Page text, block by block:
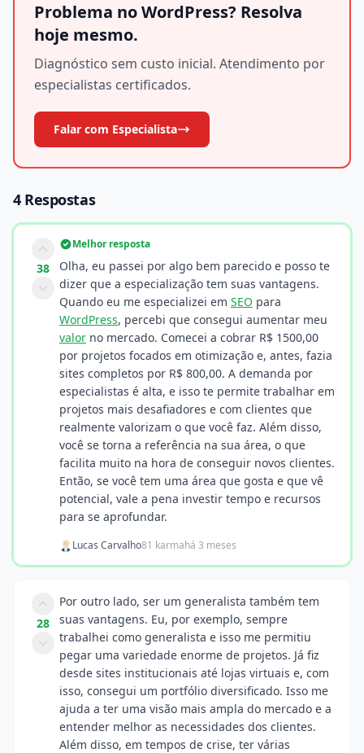
Problema no WordPress? Resolva
hoje mesmo.
Diagnóstico sem custo inicial. Atendimento por
especialistas certificados.
Falar com Especialista
4 Respostas
38
Melhor resposta
Olha, eu passei por algo bem parecido e posso te
dizer que a especialização tem suas vantagens.
Quando eu me especializei em SEO para
WordPress, percebi que consegui aumentar meu
valor no mercado. Comecei a cobrar R$ 1500,00
por projetos focados em otimização e, antes, fazia
sites completos por R$ 800,00. A demanda por
especialistas é alta, e isso te permite trabalhar em
projetos mais desafiadores e com clientes que
realmente valorizam o que você faz. Além disso,
você se torna a referência na sua área, o que
facilita muito na hora de conseguir novos clientes.
Então, se você tem uma área que gosta e que vê
potencial, vale a pena investir tempo e recursos
para se aprofundar.
Lucas Carvalho81 karmahá 3 meses
28
Por outro lado, ser um generalista também tem
suas vantagens. Eu, por exemplo, sempre
trabalhei como generalista e isso me permitiu
pegar uma variedade enorme de projetos. Já fiz
desde sites institucionais até lojas virtuais e, com
isso, consegui um portfólio diversificado. Isso me
ajuda a ter uma visão mais ampla do mercado e a
entender melhor as necessidades dos clientes.
Além disso, em tempos de crise, ter várias